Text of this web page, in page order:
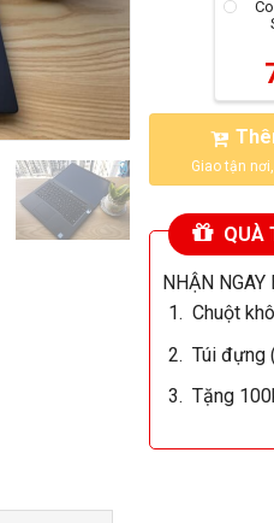
QUÀ
NHẬN
Chuột
Túi đựng
Tặng